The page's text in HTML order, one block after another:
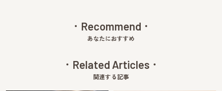
Recommend
あなたにおすすめ
Related Articles
関連する記事